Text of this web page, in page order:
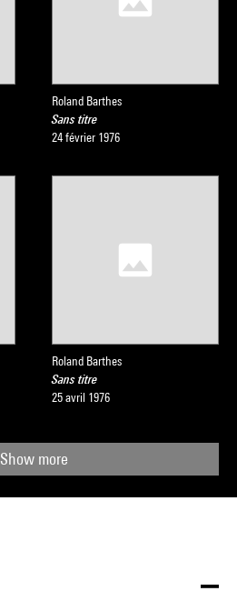
Roland Barthes
Sans titre
24 février 1976
Roland Barthes
Sans titre
25 avril 1976
Show more